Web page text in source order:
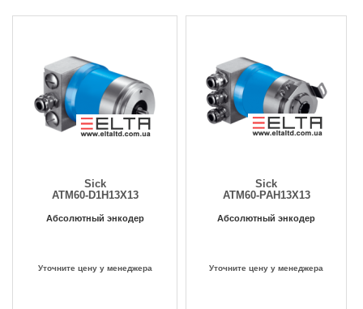
Sick
ATM60-D1H13X13
Абсолютный энкодер
Уточните цену у менеджера
Sick
ATM60-PAH13X13
Абсолютный энкодер
Уточните цену у менеджера